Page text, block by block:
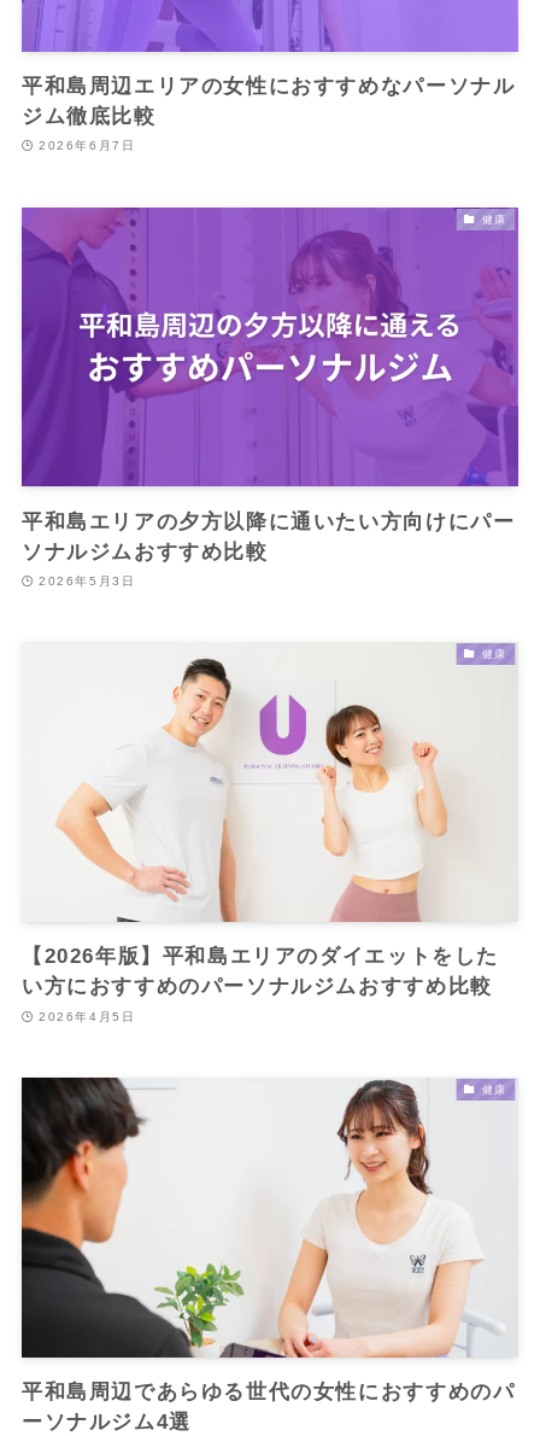
平和島周辺エリアの女性におすすめなパーソナル
ジム徹底比較
2026年6月7日
健康
平和島エリアの夕方以降に通いたい方向けにパー
ソナルジムおすすめ比較
2026年5月3日
健康
【2026年版】平和島エリアのダイエットをした
い方におすすめのパーソナルジムおすすめ比較
2026年4月5日
健康
平和島周辺であらゆる世代の女性におすすめのパ
ーソナルジム4選